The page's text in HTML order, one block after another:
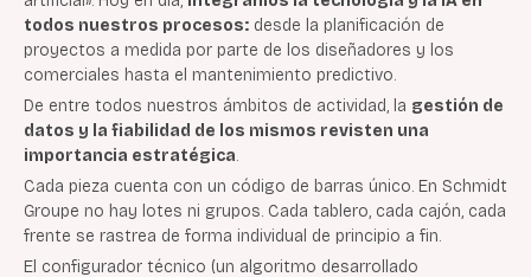
todos nuestros procesos: desde la planificación de
proyectos a medida por parte de los diseñadores y los
comerciales hasta el mantenimiento predictivo.
De entre todos nuestros ámbitos de actividad, la gestión de
datos y la fiabilidad de los mismos revisten una
importancia estratégica.
Cada pieza cuenta con un código de barras único. En Schmidt
Groupe no hay lotes ni grupos. Cada tablero, cada cajón, cada
frente se rastrea de forma individual de principio a fin.
El configurador técnico (un algoritmo desarrollado